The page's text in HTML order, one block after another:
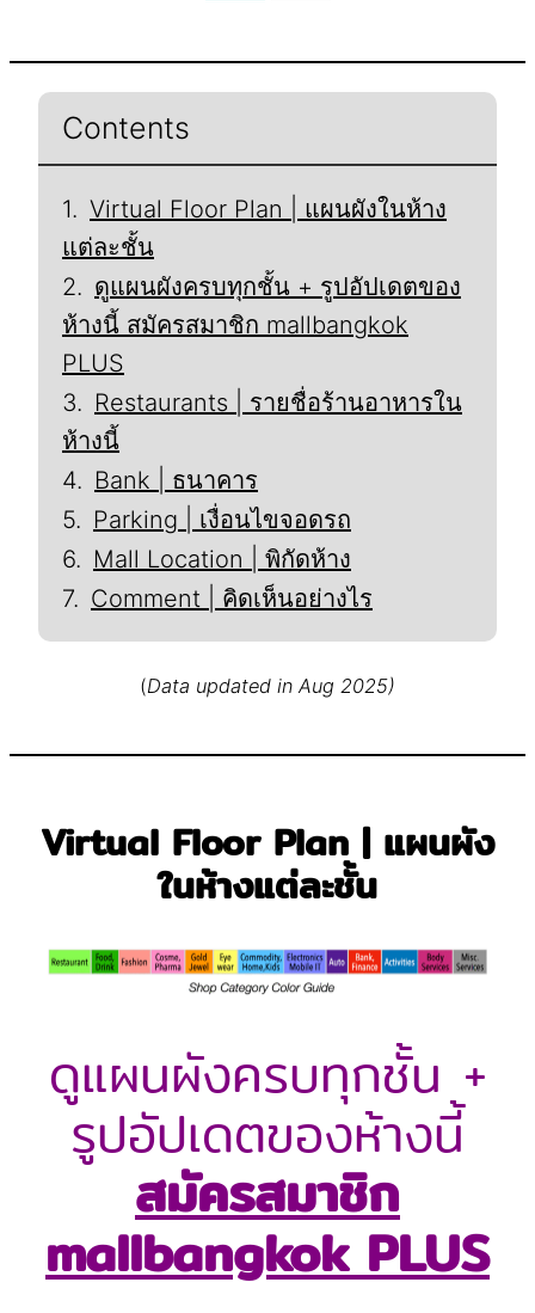
Contents
Virtual Floor Plan | แผนผังในห้าง
แต่ละชั้น
ดูแผนผังครบทุกชั้น + รูปอัปเดตของ
ห้างนี้ สมัครสมาชิก mallbangkok
PLUS
Restaurants | รายชื่อร้านอาหารใน
ห้างนี้
Bank | ธนาคาร
Parking | เงื่อนไขจอดรถ
Mall Location | พิกัดห้าง
Comment | คิดเห็นอย่างไร
(Data updated in Aug 2025)
Virtual Floor Plan | แผนผัง
ในห้างแต่ละชั้น
ดูแผนผังครบทุกชั้น +
รูปอัปเดตของห้างนี้
สมัครสมาชิก
mallbangkok PLUS